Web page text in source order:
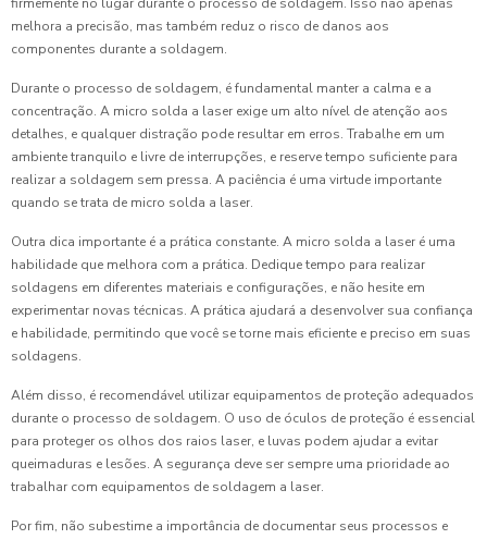
firmemente no lugar durante o processo de soldagem. Isso não apenas
melhora a precisão, mas também reduz o risco de danos aos
componentes durante a soldagem.
Durante o processo de soldagem, é fundamental manter a calma e a
concentração. A micro solda a laser exige um alto nível de atenção aos
detalhes, e qualquer distração pode resultar em erros. Trabalhe em um
ambiente tranquilo e livre de interrupções, e reserve tempo suficiente para
realizar a soldagem sem pressa. A paciência é uma virtude importante
quando se trata de micro solda a laser.
Outra dica importante é a prática constante. A micro solda a laser é uma
habilidade que melhora com a prática. Dedique tempo para realizar
soldagens em diferentes materiais e configurações, e não hesite em
experimentar novas técnicas. A prática ajudará a desenvolver sua confiança
e habilidade, permitindo que você se torne mais eficiente e preciso em suas
soldagens.
Além disso, é recomendável utilizar equipamentos de proteção adequados
durante o processo de soldagem. O uso de óculos de proteção é essencial
para proteger os olhos dos raios laser, e luvas podem ajudar a evitar
queimaduras e lesões. A segurança deve ser sempre uma prioridade ao
trabalhar com equipamentos de soldagem a laser.
Por fim, não subestime a importância de documentar seus processos e